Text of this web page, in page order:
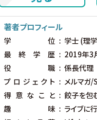
著者プロフィール
学位
学士 (理
最終学歴
2019年3
役職
係長代理
プロジェクト
メルマガ/
得意なこと
餃子を包
趣味
ライブに